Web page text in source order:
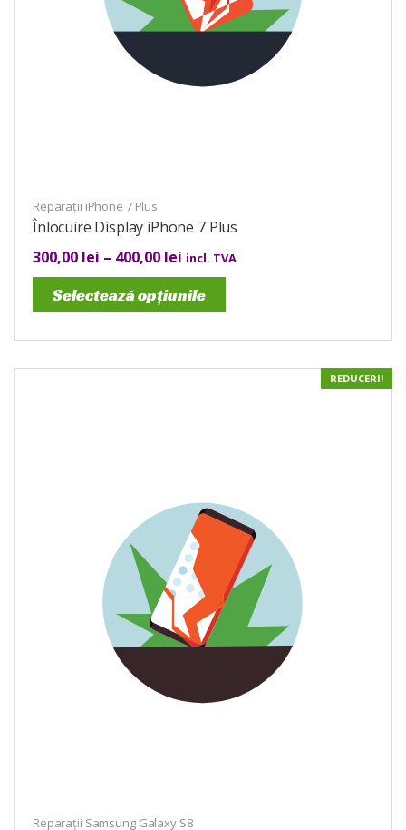
Reparații iPhone 7 Plus
Înlocuire Display iPhone 7 Plus
300,00 lei – 400,00 lei incl. TVA
Selectează opțiunile
REDUCERI!
Reparații Samsung Galaxy S8